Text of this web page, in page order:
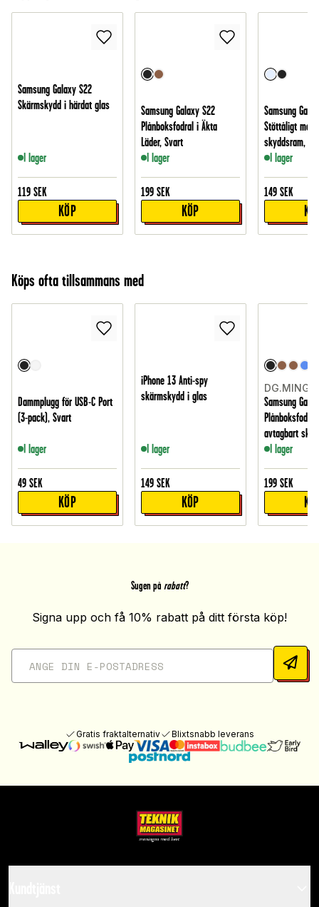
Samsung Galaxy S22
Skärmskydd i härdat glas
I lager
119 SEK
KÖP
Samsung Galaxy S22
Plånboksfodral i Äkta
Läder, Svart
I lager
199 SEK
KÖP
Samsung
Stöttåligt
skyddsram,
I lager
149 SEK
Köps ofta tillsammans med
Dammplugg för USB-C Port
(3-pack), Svart
I lager
49 SEK
KÖP
iPhone 13 Anti-spy
skärmskydd i glas
I lager
149 SEK
KÖP
DG.MING
Samsung
avtagbart
I lager
199 SEK
Sugen på rabatt?
Signa upp och få 10% rabatt på ditt första köp!
Gratis fraktalternativ Blixtsnabb leverans